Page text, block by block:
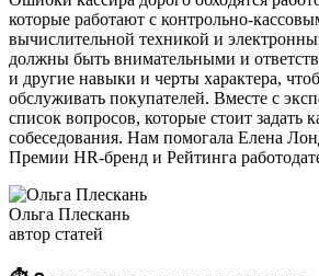
которые работают с контрольно-
вычислительной техникой и
должны быть внимательными и
и другие навыки и черты характера,
обслуживать покупателей. Вместе с
список вопросов, которые стоит задать
собеседования. Нам помогала Елена
Премии HR-бренд и Рейтинга
Ольга Плескань
автор статей